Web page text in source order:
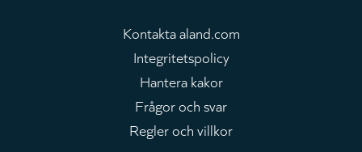
Kontakta aland.com
Integritetspolicy
Hantera kakor
Frågor och svar
Regler och villkor